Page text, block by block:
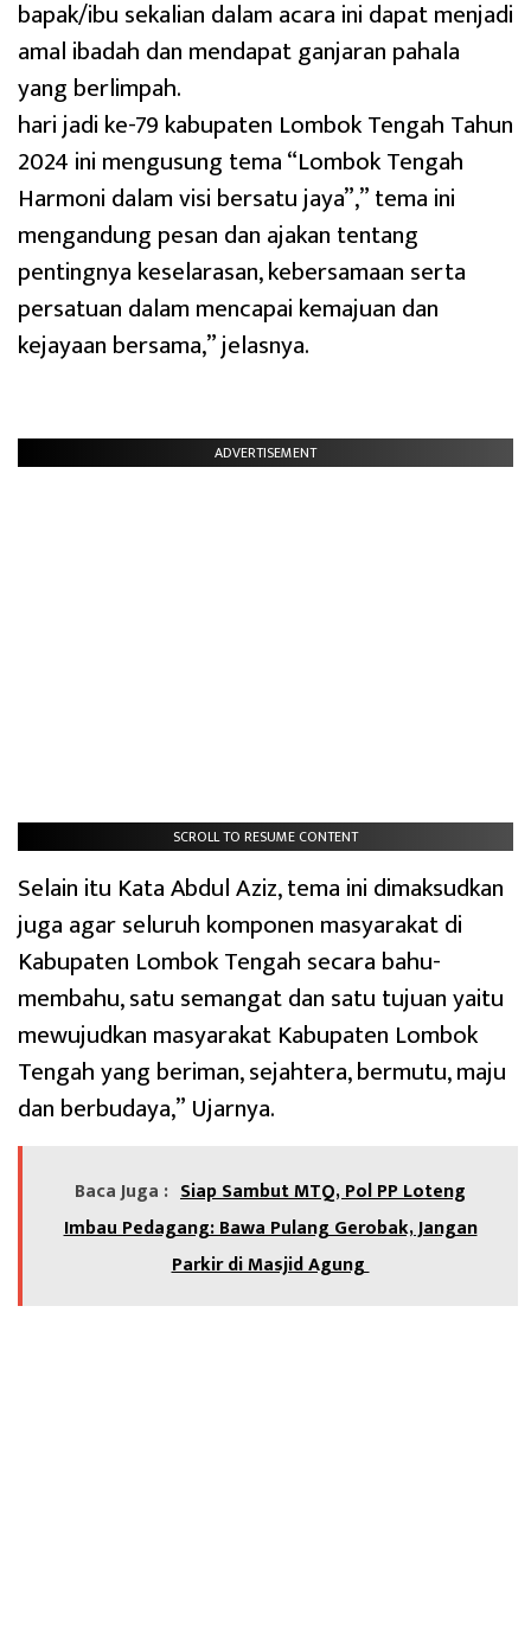
bapak/ibu sekalian dalam acara ini dapat menjadi
amal ibadah dan mendapat ganjaran pahala
yang berlimpah.
hari jadi ke-79 kabupaten Lombok Tengah Tahun
2024 ini mengusung tema “Lombok Tengah
Harmoni dalam visi bersatu jaya”,” tema ini
mengandung pesan dan ajakan tentang
pentingnya keselarasan, kebersamaan serta
persatuan dalam mencapai kemajuan dan
kejayaan bersama,” jelasnya.
ADVERTISEMENT
SCROLL TO RESUME CONTENT
Selain itu Kata Abdul Aziz, tema ini dimaksudkan
juga agar seluruh komponen masyarakat di
Kabupaten Lombok Tengah secara bahu-
membahu, satu semangat dan satu tujuan yaitu
mewujudkan masyarakat Kabupaten Lombok
Tengah yang beriman, sejahtera, bermutu, maju
dan berbudaya,” Ujarnya.
Baca Juga : Siap Sambut MTQ, Pol PP Loteng
Imbau Pedagang: Bawa Pulang Gerobak, Jangan
Parkir di Masjid Agung